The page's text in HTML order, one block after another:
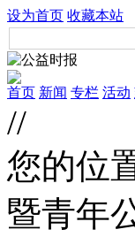
设为首页 收藏本站
首页 新闻 专栏 活动
//
您的位
暨青年